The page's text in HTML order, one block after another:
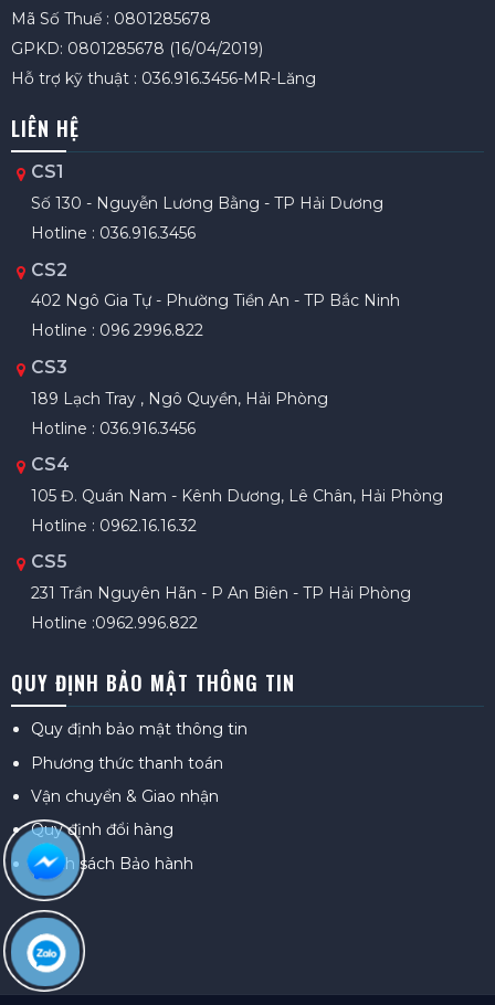
Mã Số Thuế : 0801285678
GPKD: 0801285678 (16/04/2019)
Hỗ trợ kỹ thuật : 036.916.3456-MR-Lăng
LIÊN HỆ
CS1
Số 130 - Nguyễn Lương Bằng - TP Hải Dương
Hotline : 036.916.3456
CS2
402 Ngô Gia Tự - Phường Tiền An - TP Bắc Ninh
Hotline : 096 2996.822
CS3
189 Lạch Tray , Ngô Quyền, Hải Phòng
Hotline : 036.916.3456
CS4
105 Đ. Quán Nam - Kênh Dương, Lê Chân, Hải Phòng
Hotline : 0962.16.16.32
CS5
231 Trần Nguyên Hãn - P An Biên - TP Hải Phòng
Hotline :0962.996.822
QUY ĐỊNH BẢO MẬT THÔNG TIN
Quy định bảo mật thông tin
Phương thức thanh toán
Vận chuyển & Giao nhận
Quy định đổi hàng
Chính sách Bảo hành